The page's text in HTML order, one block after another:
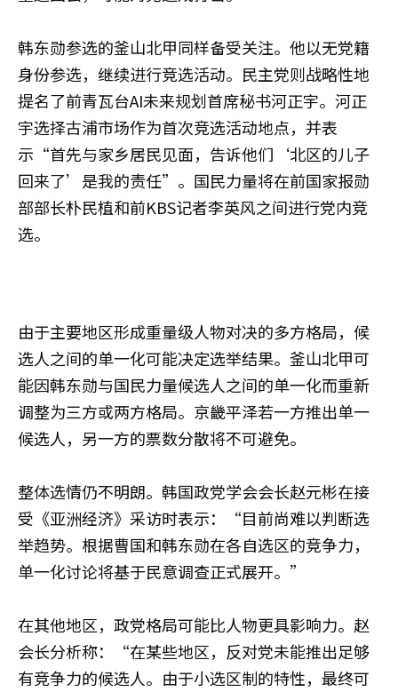
韩东勋参选的釜山北甲同样备受关注。他以无党籍
身份参选，继续进行竞选活动。民主党则战略性地
提名了前青瓦台AI未来规划首席秘书河正宇。河正
宇选择古浦市场作为首次竞选活动地点，并表
示“首先与家乡居民见面，告诉他们‘北区的儿子
回来了’是我的责任”。国民力量将在前国家报勋
部部长朴民植和前KBS记者李英风之间进行党内竞
选。
由于主要地区形成重量级人物对决的多方格局，候
选人之间的单一化可能决定选举结果。釜山北甲可
能因韩东勋与国民力量候选人之间的单一化而重新
调整为三方或两方格局。京畿平泽若一方推出单一
候选人，另一方的票数分散将不可避免。
整体选情仍不明朗。韩国政党学会会长赵元彬在接
受《亚洲经济》采访时表示：“目前尚难以判断选
举趋势。根据曹国和韩东勋在各自选区的竞争力，
单一化讨论将基于民意调查正式展开。”
在其他地区，政党格局可能比人物更具影响力。赵
会长分析称：“在某些地区，反对党未能推出足够
有竞争力的候选人。由于小选区制的特性，最终可